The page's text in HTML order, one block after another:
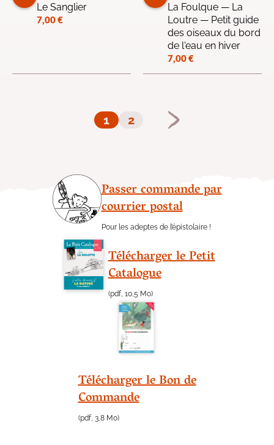
Le Sanglier
7,00€
La Foulque — La
Loutre — Petit guide
des oiseaux du bord
de l'eau en hiver
7,00€
1 2
Passer commande par
courrier postal
Pour les adeptes de l’épistolaire !
Télécharger le Petit
Catalogue
(pdf, 10,5 Mo)
Télécharger le Bon de
Commande
(pdf, 3,8 Mo)